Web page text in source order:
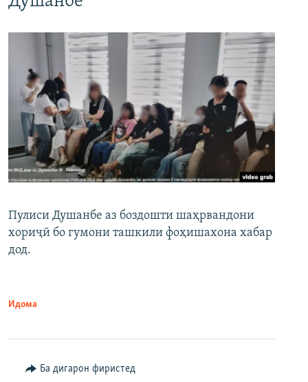
Пулиси Душанбе аз боздошти шаҳрвандони
хориҷӣ бо гумони ташкили фоҳишахона хабар
дод.
Идома
Ба дигарон фиристед